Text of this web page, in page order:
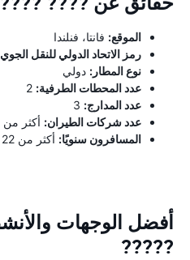
الموقع: فانتا، فنلندا
رمز الاتحاد الدولي للنقل
نوع المطار: دولي
عدد المحطات الطرفية:
عدد المدارج:
عدد شركات الطيران: أكثر من 40
المسافرون سنويًا: أكثر من 22 مليونًا
أفضل الوجهات
?????